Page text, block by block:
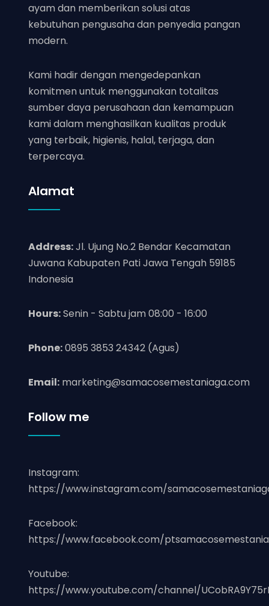
ayam dan memberikan solusi atas
kebutuhan pengusaha dan penyedia pangan
modern.
Kami hadir dengan mengedepankan
komitmen untuk menggunakan totalitas
sumber daya perusahaan dan kemampuan
kami dalam menghasilkan kualitas produk
yang terbaik, higienis, halal, terjaga, dan
terpercaya.
Alamat
Address:Jl. Ujung No.2 Bendar Kecamatan
Juwana Kabupaten Pati Jawa Tengah 59185
Indonesia
Hours:Senin - Sabtu jam 08:00 - 16:00
Phone:0895 3853 24342 (Agus)
Email:marketing@samacosemestaniaga.com
Follow me
Instagram:
https://www.instagram.com/
Facebook:
https://www.facebook.com/
Youtube:
https://www.youtube.com/channel/